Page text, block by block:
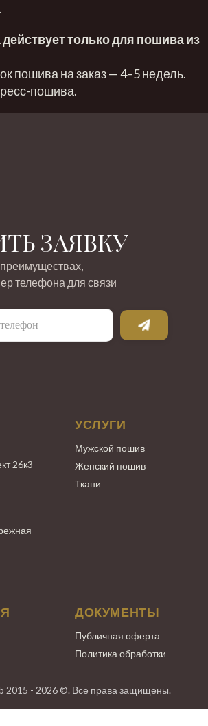
действует только для пошива из
пошива на заказ — 4–5 недель.
пошива.
ЗАЯВКУ
телефона для связи
26к3
УСЛУГИ
Мужской пошив
Женский пошив
Ткани
ДОКУМЕНТЫ
Публичная оферта
Политика обработки
2015 - 2026 ©. Все права защищены.